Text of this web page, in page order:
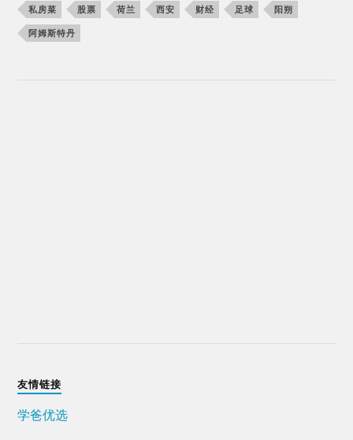
私房菜 股票 荷兰 西安 财经 足球 阳朔
阿姆斯特丹
友情链接
学爸优选